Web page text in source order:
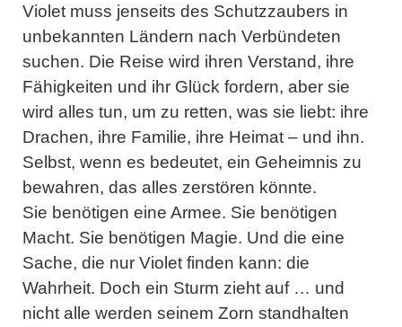
Violet muss jenseits des Schutzzaubers in
unbekannten Ländern nach Verbündeten
suchen. Die Reise wird ihren Verstand, ihre
Fähigkeiten und ihr Glück fordern, aber sie
wird alles tun, um zu retten, was sie liebt: ihre
Drachen, ihre Familie, ihre Heimat – und ihn.
Selbst, wenn es bedeutet, ein Geheimnis zu
bewahren, das alles zerstören könnte.
Sie benötigen eine Armee. Sie benötigen
Macht. Sie benötigen Magie. Und die eine
Sache, die nur Violet finden kann: die
Wahrheit. Doch ein Sturm zieht auf … und
nicht alle werden seinem Zorn standhalten